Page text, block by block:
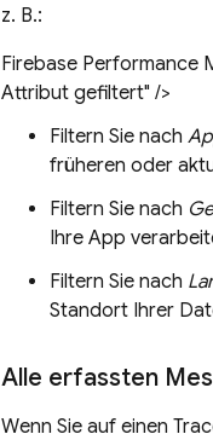
z. B.:
Firebase Performance
Attribut gefiltert" />
Filtern Sie nach
früheren oder
Filtern Sie nach
Ihre App
Filtern Sie nach
Standort Ihrer
Alle erfassten
Wenn Sie auf einen